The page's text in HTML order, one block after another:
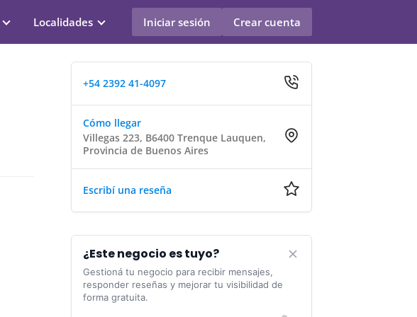
Localidades Iniciar sesión Crear cuenta
+54 2392 41-4097
Cómo llegar
Villegas 223, B6400 Trenque Lauquen,
Provincia de Buenos Aires
Escribí una reseña
¿Este negocio es tuyo?
Gestioná tu negocio para recibir mensajes,
responder reseñas y mejorar tu visibilidad de
forma gratuita.